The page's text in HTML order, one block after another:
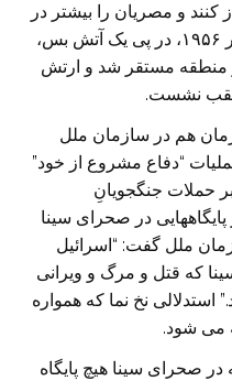
کنند و مصریان را بیشتر در
معرض تهدید قرار دهند. در دسامبر ۱۹۵۶، در پی یک آتش بس،
منطقه مستقر شد و ارتش
هم در سازمان ملل
“دفاع مشروع از خود”
حملات جنگجویانِ
در صحرای سینا
ملل گفت: “اسرائیل
که قتل و مرگ و ویرانی
استدلالی نخ نما که همواره
می شود.
صحرای سینا هیچ پایگاه